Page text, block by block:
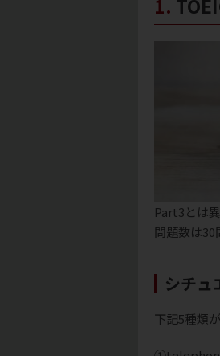
1.
Part3とは異
問題数は30
シチュ
下記5種類